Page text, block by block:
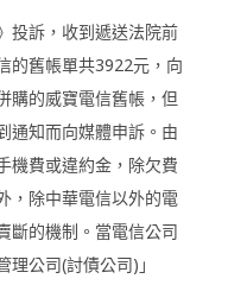
投訴，收到遞送法院前
的舊帳單共3922元，向
購的威寶電信舊帳，但
通知而向媒體申訴。由
機費或違約金，除欠費
，除中華電信以外的電
斷的機制。當電信公司
公司(討債公司)」